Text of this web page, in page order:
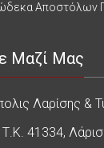
Αποστόλων
Μαζί Μας
Λαρίσης &
Τ.Κ. 41334,